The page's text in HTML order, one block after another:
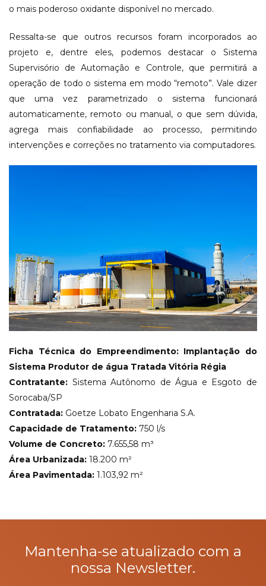
o mais poderoso oxidante disponível no mercado.
Ressalta-se que outros recursos foram incorporados ao
projeto e, dentre eles, podemos destacar o Sistema
Supervisório de Automação e Controle, que permitirá a
operação de todo o sistema em modo “remoto”. Vale dizer
que uma vez parametrizado o sistema funcionará
automaticamente, remoto ou manual, o que sem dúvida,
agrega mais confiabilidade ao processo, permitindo
intervenções e correções no tratamento via computadores.
Ficha Técnica do Empreendimento: Implantação do
Sistema Produtor de água Tratada Vitória Régia
Contratante: Sistema Autônomo de Água e Esgoto de
Sorocaba/SP
Contratada: Goetze Lobato Engenharia S.A.
Capacidade de Tratamento: 750 l/s
Volume de Concreto: 7.655,58 m³
Área Urbanizada: 18.200 m²
Área Pavimentada: 1.103,92 m²
Mantenha-se atualizado com a
nossa Newsletter.